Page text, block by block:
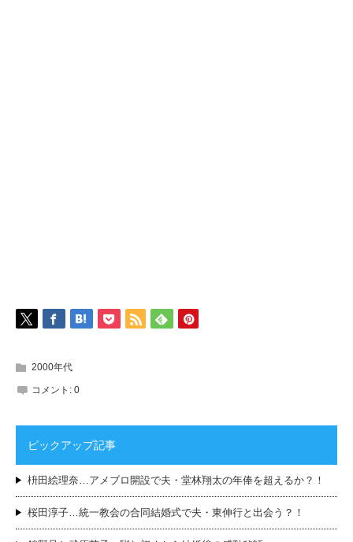
2000年代
コメント: 0
ピックアップ記事
枡田絵理奈…アメブロ開設で夫・堂林翔太の年俸を超えるか？！
桜田淳子…統一教会の合同結婚式で夫・東伸行と出会う？！